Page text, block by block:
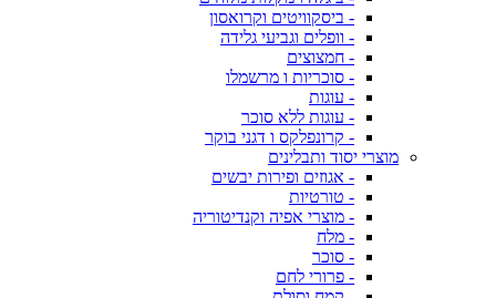
- ביסקוויטים וקרואסון
- וופלים וגביעי גלידה
- חמצוצים
- סוכריות ו מרשמלו
- עוגות
- עוגות ללא סוכר
- קרונפלקס ו דגני בוקר
מוצרי יסוד ותבלינים
- אגוזים ופירות יבשים
- טורטיות
- מוצרי אפיה וקנדיטוריה
- מלח
- סוכר
- פרורי לחם